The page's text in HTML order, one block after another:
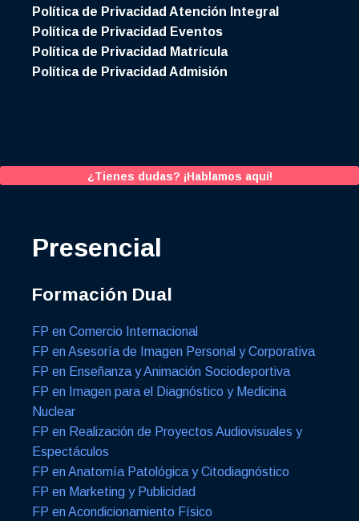
Política de Privacidad Atención Integral
Política de Privacidad Eventos
Política de Privacidad Matrícula
Política de Privacidad Admisión
¿Tienes dudas? ¡Hablamos aquí!
Presencial
Formación Dual
FP en Comercio Internacional
FP en Asesoría de Imagen Personal y Corporativa
FP en Enseñanza y Animación Sociodeportiva
FP en Imagen para el Diagnóstico y Medicina
Nuclear
FP en Realización de Proyectos Audiovisuales y
Espectáculos
FP en Anatomía Patológica y Citodiagnóstico
FP en Marketing y Publicidad
FP en Acondicionamiento Físico